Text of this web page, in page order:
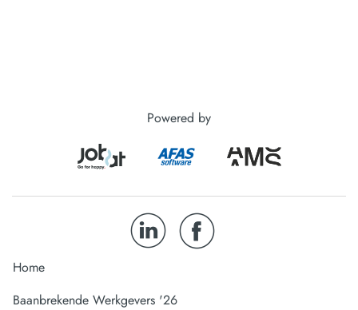
Powered by
Home
Baanbrekende Werkgevers '26